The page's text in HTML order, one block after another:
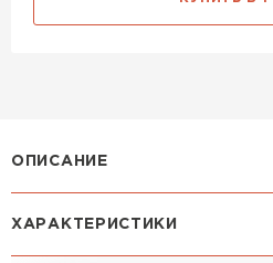
ОПИСАНИЕ
Профиль
ХАРАКТЕРИСТИКИ